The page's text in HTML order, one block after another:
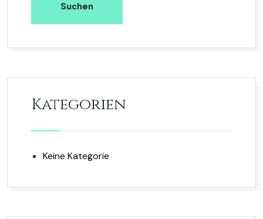
Suchen
Kategorien
Keine Kategorie